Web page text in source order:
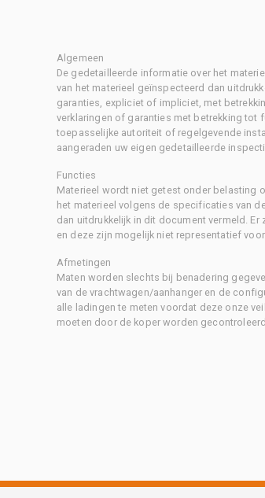
Algemeen
De gedetailleerde informatie over het
van het materieel geïnspecteerd dan
garanties, expliciet of impliciet, met
verklaringen of garanties met betrekking tot
toepasselijke autoriteit of regelgevende
aangeraden uw eigen gedetailleerde
Functies
Materieel wordt niet getest onder belasting
het materieel volgens de specificaties van
dan uitdrukkelijk in dit document vermeld.
en deze zijn mogelijk niet representatief
Afmetingen
Maten worden slechts bij benadering
van de vrachtwagen/aanhanger en de
alle ladingen te meten voordat deze onze
moeten door de koper worden